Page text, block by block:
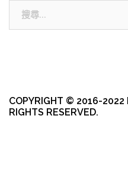
COPYRIGHT © 2016-2022
RIGHTS RESERVED.